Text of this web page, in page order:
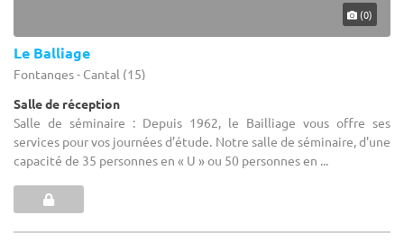
(0)
Le Balliage
Fontanges - Cantal (15)
Salle de réception
Salle de séminaire : Depuis 1962, le Bailliage vous offre ses
services pour vos journées d’étude. Notre salle de séminaire, d'une
capacité de 35 personnes en « U » ou 50 personnes en ...